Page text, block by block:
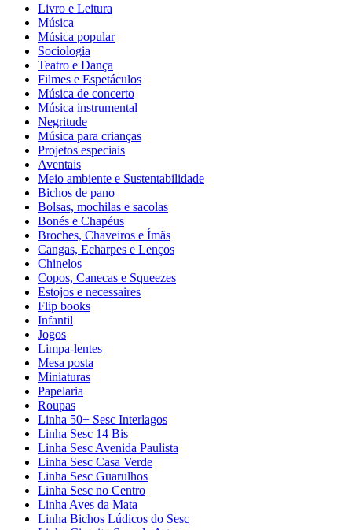
Livro e Leitura
Música
Música popular
Sociologia
Teatro e Dança
Filmes e Espetáculos
Música de concerto
Música instrumental
Negritude
Música para crianças
Projetos especiais
Aventais
Meio ambiente e Sustentabilidade
Bichos de pano
Bolsas, mochilas e sacolas
Bonés e Chapéus
Broches, Chaveiros e Ímãs
Cangas, Echarpes e Lenços
Chinelos
Copos, Canecas e Squeezes
Estojos e necessaires
Flip books
Infantil
Jogos
Limpa-lentes
Mesa posta
Miniaturas
Papelaria
Roupas
Linha 50+ Sesc Interlagos
Linha Sesc 14 Bis
Linha Sesc Avenida Paulista
Linha Sesc Casa Verde
Linha Sesc Guarulhos
Linha Sesc no Centro
Linha Aves da Mata
Linha Bichos Lúdicos do Sesc